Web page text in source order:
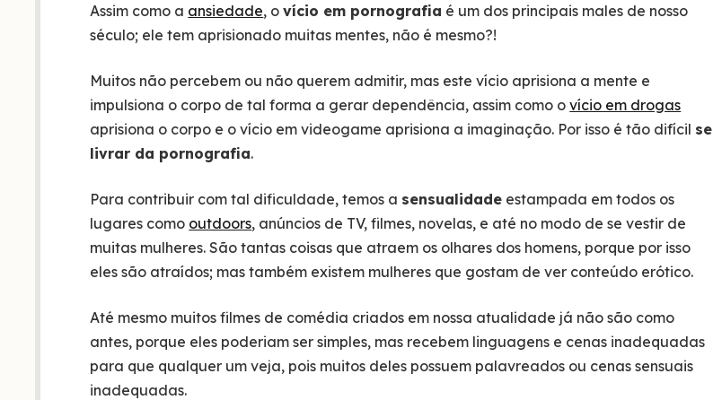
Assim como a ansiedade, ovício em pornografia é um dos principais males de nosso
século; ele tem aprisionado muitas mentes, não é mesmo?!
Muitos não percebem ou não querem admitir, mas este vício aprisiona a mente e
impulsiona o corpo de tal forma a gerar dependência, assim como ovício em drogas
aprisiona o corpo e o vício em videogame aprisiona a imaginação. Por isso é tão difícil se
livrar da pornografia.
Para contribuir com tal dificuldade, temos a sensualidade estampada em todos os
lugares como outdoors, anúncios de TV, filmes, novelas, e até no modo de se vestir de
muitas mulheres. São tantas coisas que atraem os olhares dos homens, porque por isso
eles são atraídos; mas também existem mulheres que gostam de ver conteúdo erótico.
Até mesmo muitos filmes de comédia criados em nossa atualidade já não são como
antes, porque eles poderiam ser simples, mas recebem linguagens e cenas inadequadas
para que qualquer um veja, pois muitos deles possuem palavreados ou cenas sensuais
inadequadas.